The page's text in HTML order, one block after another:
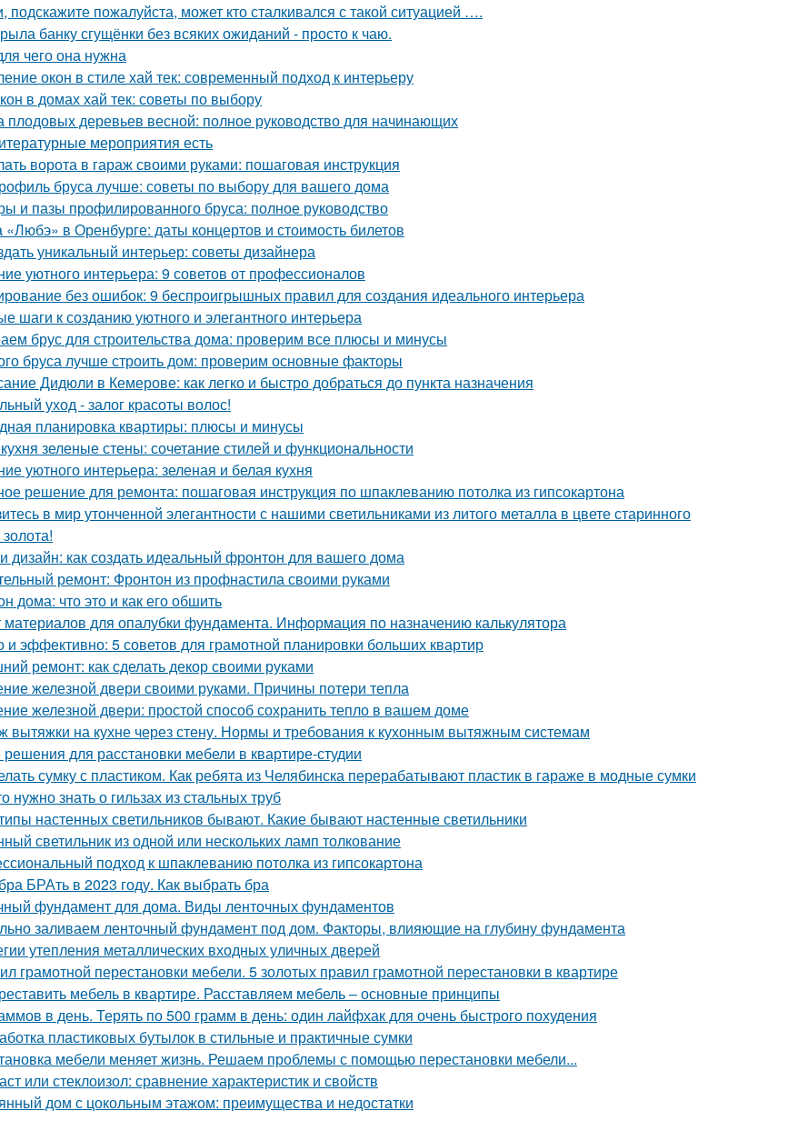
подскажите пожалуйста, может кто сталкивался с такой ситуацией ….
банку сгущёнки без всяких ожиданий - просто к чаю.
чего она нужна
окон в стиле хай тек: современный подход к интерьеру
в домах хай тек: советы по выбору
плодовых деревьев весной: полное руководство для начинающих
мероприятия есть
ворота в гараж своими руками: пошаговая инструкция
бруса лучше: советы по выбору для вашего дома
и пазы профилированного бруса: полное руководство
«Любэ» в Оренбурге: даты концертов и стоимость билетов
уникальный интерьер: советы дизайнера
уютного интерьера: 9 советов от профессионалов
без ошибок: 9 беспроигрышных правил для создания идеального интерьера
шаги к созданию уютного и элегантного интерьера
брус для строительства дома: проверим все плюсы и минусы
бруса лучше строить дом: проверим основные факторы
Дидюли в Кемерове: как легко и быстро добраться до пункта назначения
уход - залог красоты волос!
планировка квартиры: плюсы и минусы
зеленые стены: сочетание стилей и функциональности
уютного интерьера: зеленая и белая кухня
решение для ремонта: пошаговая инструкция по шпаклеванию потолка из гипсокартона
в мир утонченной элегантности с нашими светильниками из литого металла в цвете старинного
дизайн: как создать идеальный фронтон для вашего дома
ремонт: Фронтон из профнастила своими руками
дома: что это и как его обшить
материалов для опалубки фундамента. Информация по назначению калькулятора
и эффективно: 5 советов для грамотной планировки больших квартир
ремонт: как сделать декор своими руками
железной двери своими руками. Причины потери тепла
железной двери: простой способ сохранить тепло в вашем доме
вытяжки на кухне через стену. Нормы и требования к кухонным вытяжным системам
для расстановки мебели в квартире-студии
сумку с пластиком. Как ребята из Челябинска перерабатывают пластик в гараже в модные сумки
нужно знать о гильзах из стальных труб
настенных светильников бывают. Какие бывают настенные светильники
светильник из одной или нескольких ламп толкование
подход к шпаклеванию потолка из гипсокартона
БРАть в 2023 году. Как выбрать бра
фундамент для дома. Виды ленточных фундаментов
заливаем ленточный фундамент под дом. Факторы, влияющие на глубину фундамента
утепления металлических входных уличных дверей
грамотной перестановки мебели. 5 золотых правил грамотной перестановки в квартире
мебель в квартире. Расставляем мебель – основные принципы
в день. Терять по 500 грамм в день: один лайфхак для очень быстрого похудения
пластиковых бутылок в стильные и практичные сумки
мебели меняет жизнь. Решаем проблемы с помощью перестановки мебели...
или стеклоизол: сравнение характеристик и свойств
дом с цокольным этажом: преимущества и недостатки